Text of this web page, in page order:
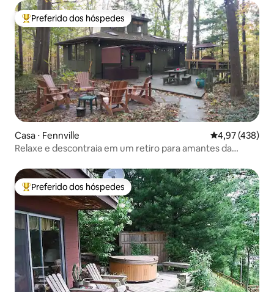
Entre os melhores preferidos dos hóspedes
Preferido dos hóspedes
Casa ⋅ Fennville 4,97 de uma
4,97 (438)
Relaxe e descontraia em um retiro para amantes da
Entre os melhores preferidos dos hóspedes
Preferido dos hóspedes